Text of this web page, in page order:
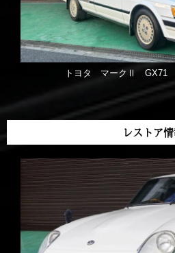
トヨタ マークⅡ GX71
レストア